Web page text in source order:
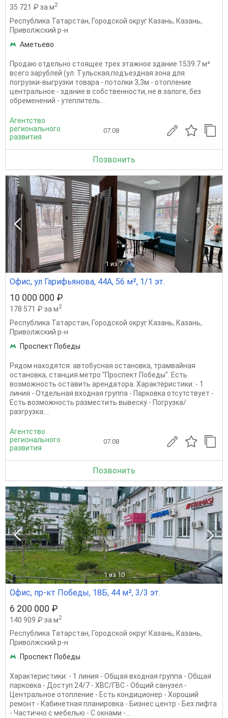
35 721 ₽ за м2
Республика Татарстан, Городской округ Казань, Казань,
Приволжский р-н
Аметьево
Продаю отдельно стоящее трех этажное здание 1539.7 м²
всего зарублей (ул. Тульская,подъездная зона для
погрузки-выгрузки товара - потолки 3,3м - отопление
центральное - здание в собственности, не в залоге, без
обременений - утеплитель...
Агентство
регионального
развития
07.08
Позвонить
1 из 7
Офис, ул Гарифьянова, 44А, 56 м², 1/1 эт.
10 000 000 ₽
178 571 ₽ за м2
Республика Татарстан, Городской округ Казань, Казань,
Приволжский р-н
Проспект Победы
Рядом находятся: автобусная остановка, трамвайная
остановка, станция метро "Проспект Победы". Есть
возможность оставить арендатора. Характеристики: - 1
линия - Отдельная входная группа - Парковка отсутствует -
Есть возможность разместить вывеску - Погрузка/
разгрузка:...
Агентство
регионального
развития
07.08
Позвонить
1 из 10
Офис, пр-кт Победы, 18Б, 44 м², 3/3 эт.
6 200 000 ₽
140 909 ₽ за м2
Республика Татарстан, Городской округ Казань, Казань,
Приволжский р-н
Проспект Победы
Характеристики: - 1 линия - Общая входная группа - Общая
парковка - Доступ 24/7 - ХВС/ГВС - Общий санузел -
Центральное отопление - Есть кондиционер - Хороший
ремонт - Кабинетная планировка - Бизнес центр - Без лифта
- Частично с мебелью - С окнами -...